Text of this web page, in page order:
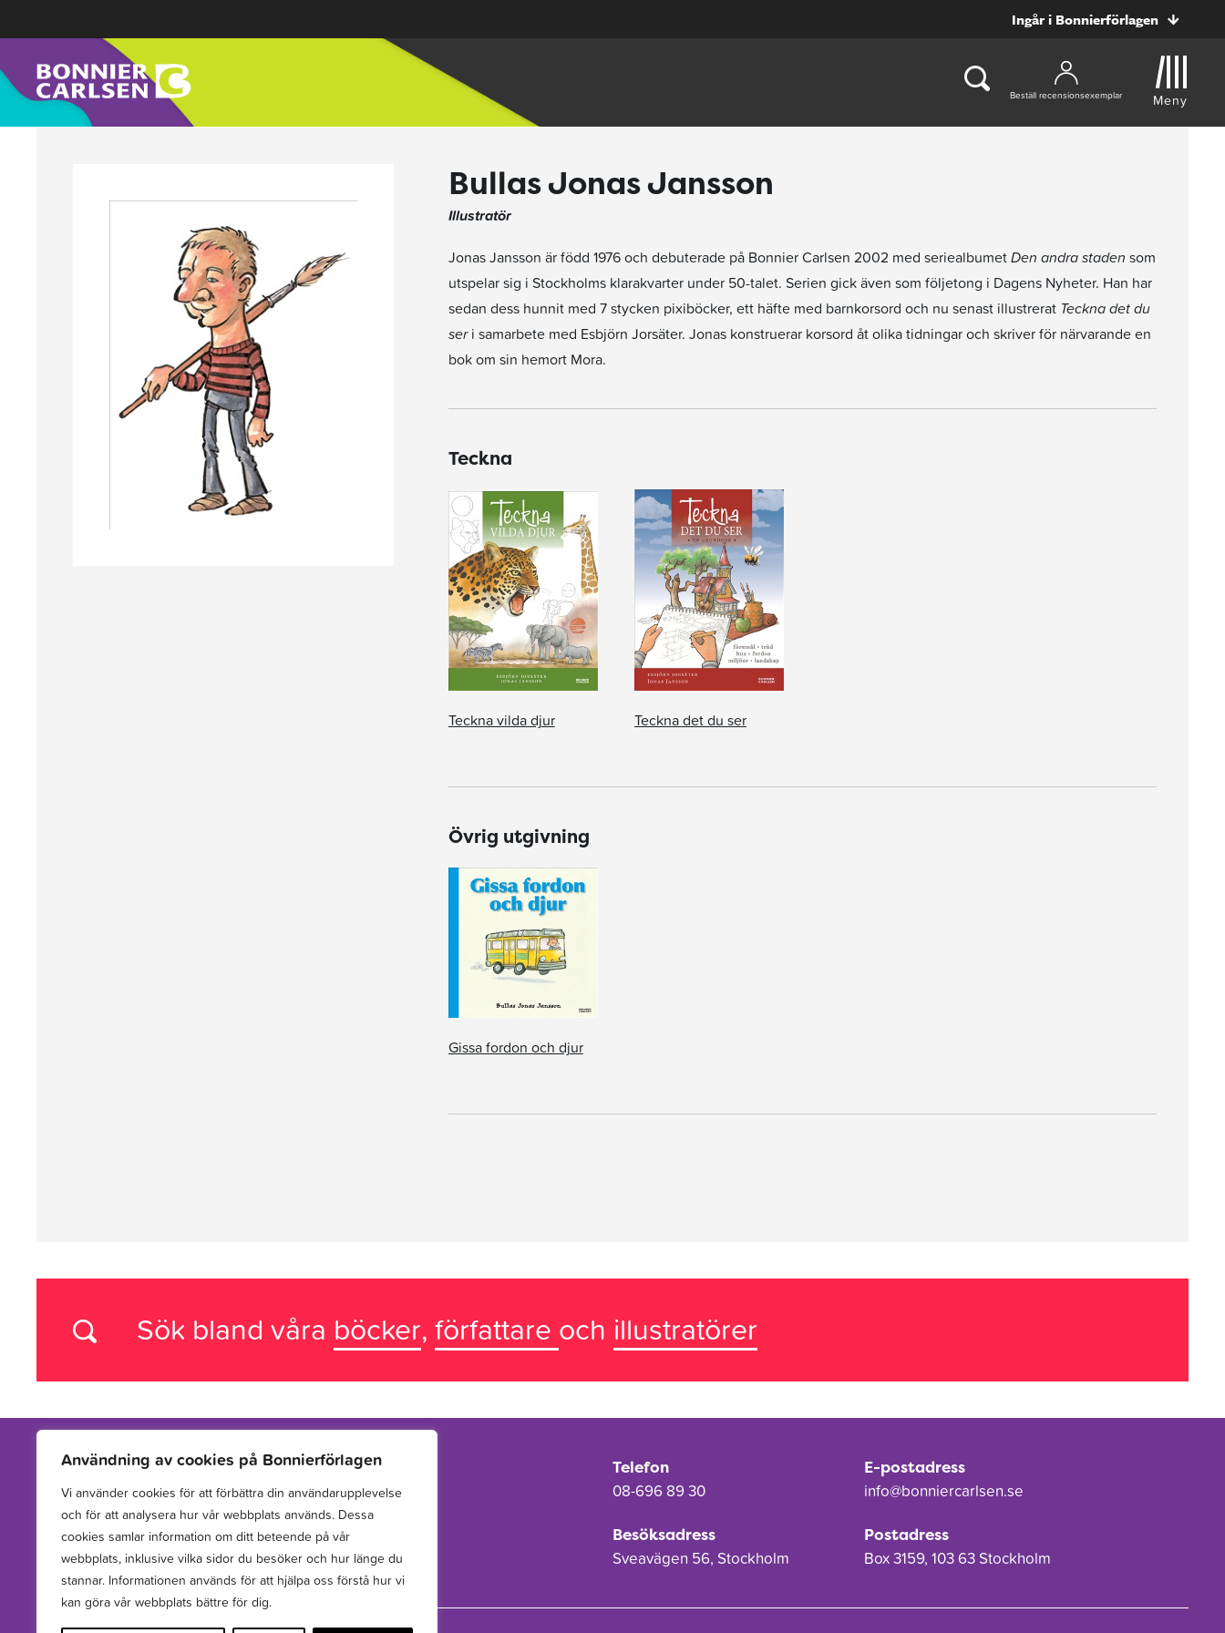
Användning av cookies på Bonnierförlagen
Vi använder cookies för att förbättra din användarupplevelse
och för att analysera hur vår webbplats används. Dessa
cookies samlar information om ditt beteende på vår
webbplats, inklusive vilka sidor du besöker och hur länge du
stannar. Informationen används för att hjälpa oss förstå hur vi
kan göra vår webbplats bättre för dig.
Ingår i Bonnierförlagen
Beställ recensionsexemplar Meny
Bullas Jonas Jansson
Illustratör
Jonas Jansson är född 1976 och debuterade på Bonnier Carlsen 2002 med seriealbumetDen andra staden som
utspelar sig i Stockholms klarakvarter under 50-talet. Serien gick även som följetong i Dagens Nyheter. Han har
sedan dess hunnit med 7 stycken pixiböcker, ett häfte med barnkorsord och nu senast illustrerat Teckna det du
seri samarbete med Esbjörn Jorsäter. Jonas konstruerar korsord åt olika tidningar och skriver för närvarande en
bok om sin hemort Mora.
Teckna
Teckna vilda djur Teckna det du ser
Övrig utgivning
Gissa fordon och djur
Sök bland våra böcker,författare och illustratörer
Vi arbetar med att hitta, utveckla, publicera och sprida
berättelser för barn och unga.
Telefon
08-696 89 30
E-postadress
info@bonniercarlsen.se
Besöksadress
Sveavägen 56, Stockholm
Postadress
Box 3159, 103 63 Stockholm